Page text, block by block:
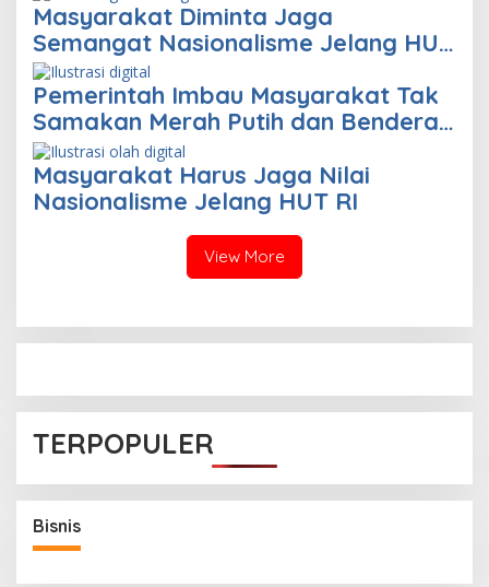
Masyarakat Diminta Jaga
Semangat Nasionalisme Jelang HUT
ke-80 RI
Pemerintah Imbau Masyarakat Tak
Samakan Merah Putih dan Bendera
Bajak Laut
Masyarakat Harus Jaga Nilai
Nasionalisme Jelang HUT RI
View More
TERPOPULER
Bisnis